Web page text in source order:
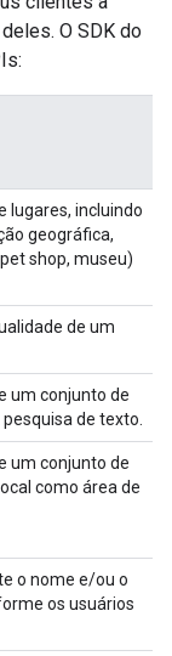
O SDK do
lugares, incluindo
geográfica,
shop, museu)
de um
um conjunto de
de texto.
um conjunto de
como área de
o nome e/ou o
os usuários